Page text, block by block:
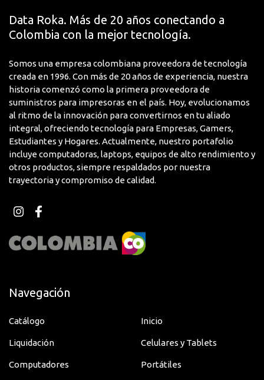
Data Roka. Más de 20 años conectando a
Colombia con la mejor tecnología.
Somos una empresa colombiana proveedora de tecnología
creada en 1996. Con más de 20 años de experiencia, nuestra
historia comenzó como la primera proveedora de
suministros para impresoras en el país. Hoy, evolucionamos
al ritmo de la innovación para convertirnos en tu aliado
integral, ofreciendo tecnología para Empresas, Gamers,
Estudiantes y Hogares. Actualmente, nuestro portafolio
incluye computadoras, laptops, equipos de alto rendimiento y
otros productos, siempre respaldados por nuestra
trayectoria y compromiso de calidad.
Navegación
Catálogo Inicio
Liquidación Celulares y Tablets
Computadores Portátiles